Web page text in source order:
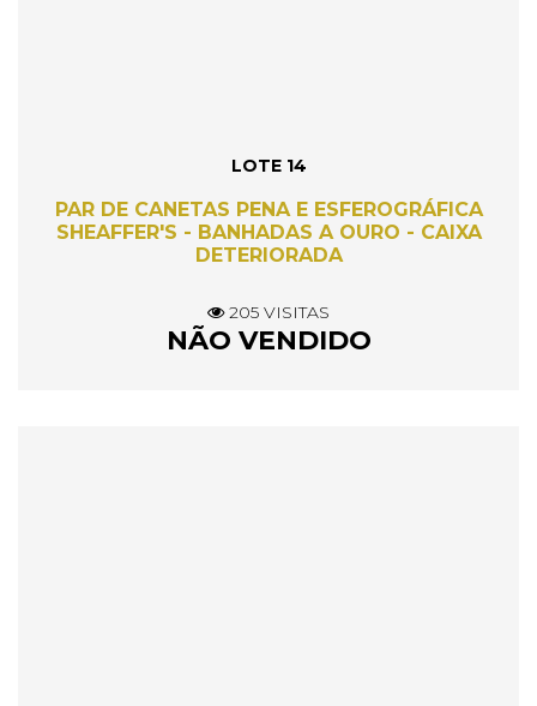
LOTE 14
PAR DE CANETAS PENA E ESFEROGRÁFICA
SHEAFFER'S - BANHADAS A OURO - CAIXA
DETERIORADA
205 VISITAS
NÃO VENDIDO